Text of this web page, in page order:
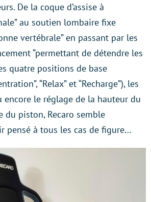
De la coque d’assise à
au soutien lombaire fixe
vertébrale” en passant par les
“permettant de détendre les
quatre positions de base
“Relax” et “Recharge”), les
encore le réglage de la hauteur du
du piston, Recaro semble
pensé à tous les cas de figure…